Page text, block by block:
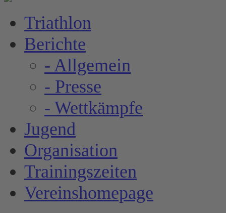
Triathlon
Berichte
- Allgemein
- Presse
- Wettkämpfe
Jugend
Organisation
Trainingszeiten
Vereinshomepage